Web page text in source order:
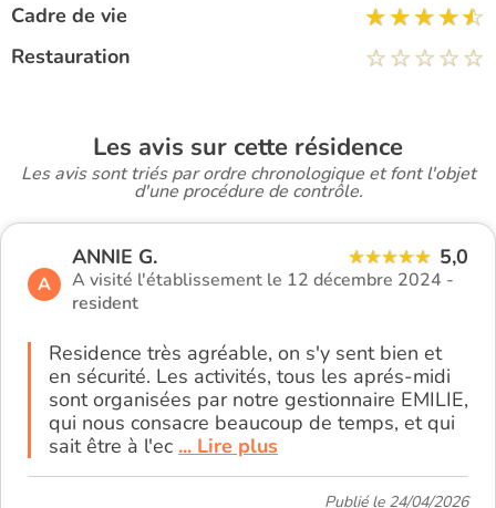
Cadre de vie
Restauration
Les avis sur cette résidence
Les avis sont triés par ordre chronologique et font l'objet
d'une procédure de contrôle.
A
ANNIE G. 5,0
A visité l'établissement le 12 décembre 2024 -
resident
Residence très agréable, on s'y sent bien et
en sécurité. Les activités, tous les aprés-midi
sont organisées par notre gestionnaire EMILIE,
qui nous consacre beaucoup de temps, et qui
sait être à l'ec ... Lire plus
Publié le 24/04/2026